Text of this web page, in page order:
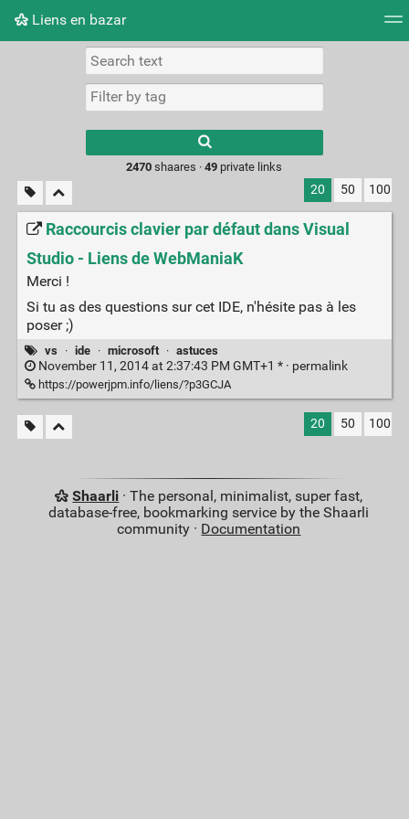
Liens en bazar
Picture wall
2470 shaares ·49 private links
20 50 100
Raccourcis clavier par défaut dans Visual
Studio - Liens de WebManiaK
Merci !
Si tu as des questions sur cet IDE, n'hésite pas à les
poser ;)
vs · ide · microsoft · astuces
November 11, 2014 at 2:37:43 PM GMT+1 * · permalink
https://powerjpm.info/liens/?p3GCJA
20 50 100
Shaarli · The personal, minimalist, super fast,
database-free, bookmarking service by the Shaarli
community · Documentation